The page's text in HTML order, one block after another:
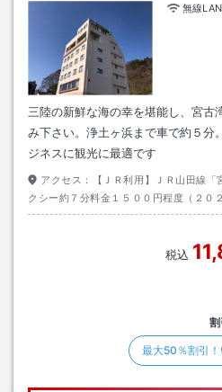
無線LAN
三陸の新鮮な海の幸を堪能し、宮古
み下さい。浄土ヶ浜まで車で約５分
ジネスに観光に最適です
アクセス：
【ＪＲ利用】ＪＲ山田線
クシー約７分料金１５００円程度（２０
東北自動車道「盛岡南I．C」より国道１
税込
最大50％割引